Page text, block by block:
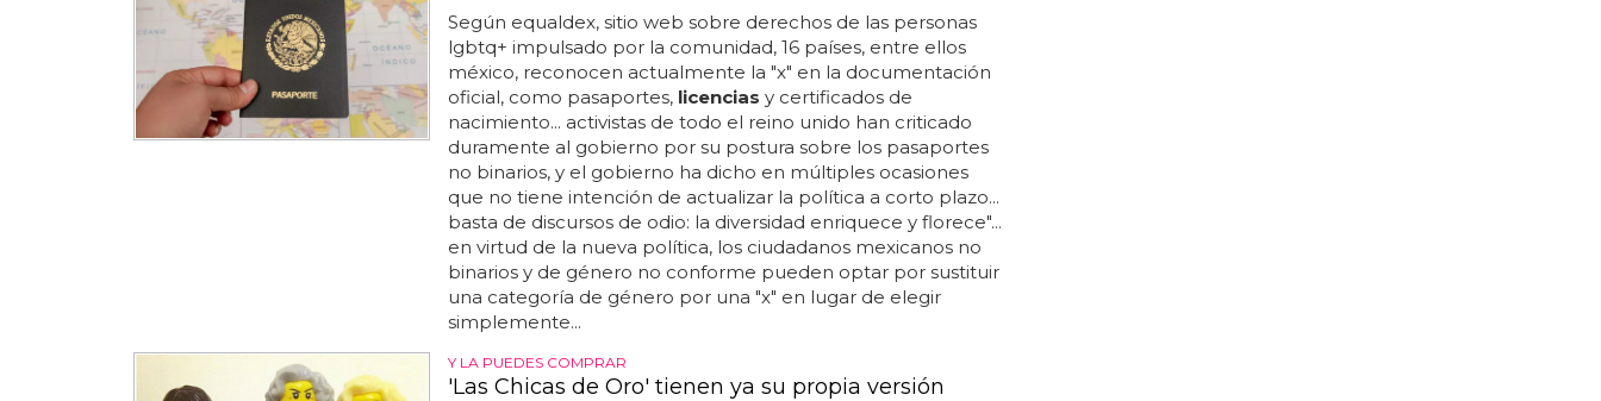
Según equaldex, sitio web sobre derechos de las personas
lgbtq+ impulsado por la comunidad, 16 países, entre ellos
méxico, reconocen actualmente la "x" en la documentación
oficial, como pasaportes, licencias y certificados de
nacimiento... activistas de todo el reino unido han criticado
duramente al gobierno por su postura sobre los pasaportes
no binarios, y el gobierno ha dicho en múltiples ocasiones
que no tiene intención de actualizar la política a corto plazo...
basta de discursos de odio: la diversidad enriquece y florece"...
en virtud de la nueva política, los ciudadanos mexicanos no
binarios y de género no conforme pueden optar por sustituir
una categoría de género por una "x" en lugar de elegir
simplemente...
Y LA PUEDES COMPRAR
'Las Chicas de Oro' tienen ya su propia versión